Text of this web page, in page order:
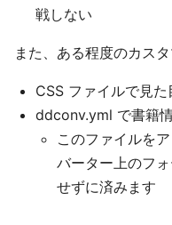
戦しない
また、ある程度のカス
CSS ファイルで見
ddconv.yml で書籍
このファイルを
バーター上のフ
せずに済みます